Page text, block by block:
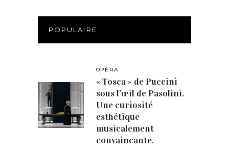
POPULAIRE
OPÉRA
« Tosca » de Puccini
sous l’œil de Pasolini.
Une curiosité
esthétique
musicalement
convaincante.